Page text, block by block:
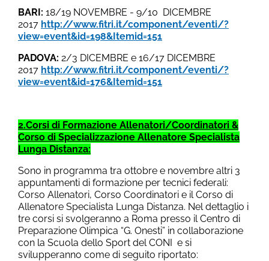
BARI: 18/19 NOVEMBRE - 9/10 DICEMBRE
2017 http://www.fitri.it/component/eventi/?
view=event&id=198&Itemid=151
PADOVA: 2/3 DICEMBRE e 16/17 DICEMBRE
2017 http://www.fitri.it/component/eventi/?
view=event&id=176&Itemid=151
2.Corsi di Formazione Allenatori/Coordinatori &
Corso di Specializzazione Allenatore Specialista
Lunga Distanza:
Sono in programma tra ottobre e novembre altri 3
appuntamenti di formazione per tecnici federali:
Corso Allenatori, Corso Coordinatori e il Corso di
Allenatore Specialista Lunga Distanza. Nel dettaglio i
tre corsi si svolgeranno a Roma presso il Centro di
Preparazione Olimpica “G. Onesti” in collaborazione
con la Scuola dello Sport del CONI e si
svilupperanno come di seguito riportato: